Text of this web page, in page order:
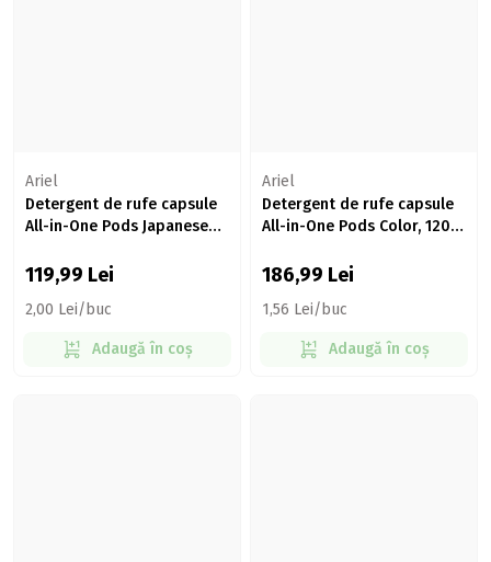
Ariel
Detergent de rufe capsule
All-in-One Pods Japanese
119,99 Lei
2,00 Lei/buc
Adaugă în coș
Ariel
Detergent de rufe capsule
All-in-One Pods Color, 120
186,99 Lei
1,56 Lei/buc
Adaugă în coș